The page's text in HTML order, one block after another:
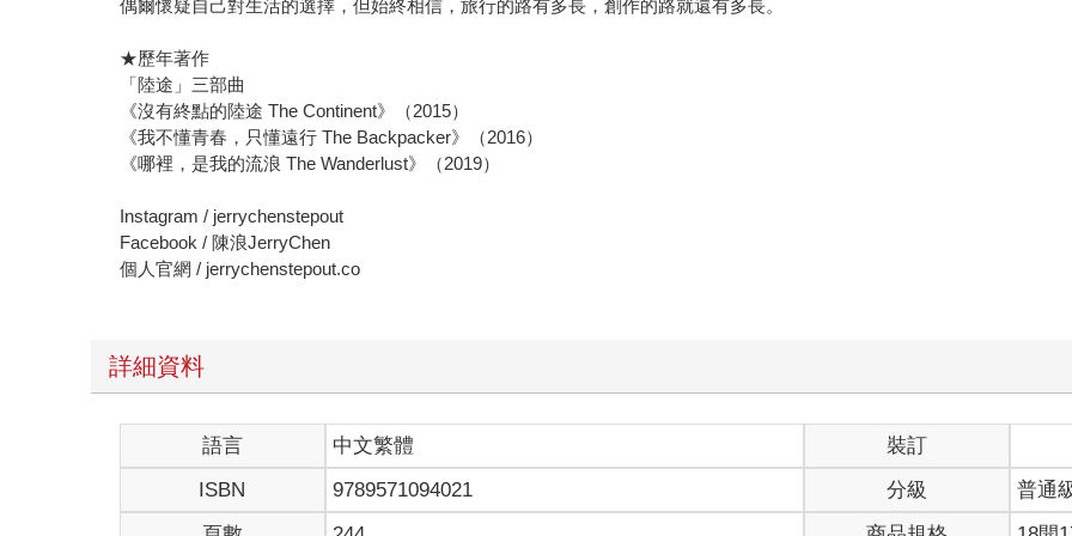
偶爾懷疑自己對生活的選擇，但始終相信，旅行的路有多長，創作的路就還有多長。
★歷年著作
「陸途」三部曲
《沒有終點的陸途 The Continent》（2015）
《我不懂青春，只懂遠行 The Backpacker》（2016）
《哪裡，是我的流浪 The Wanderlust》（2019）
Instagram / jerrychenstepout
Facebook / 陳浪JerryChen
個人官網 / jerrychenstepout.co
詳細資料
語言 中文繁體
裝訂
ISBN
9789571094021 分級
普通